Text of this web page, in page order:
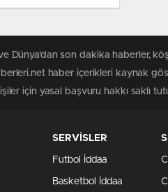
Dünya’dan son dakika haberler,
haber içerikleri kaynak
için yasal başvuru hakkı saklı
SERVİSLER
Futbol İddaa
Basketbol İddaa